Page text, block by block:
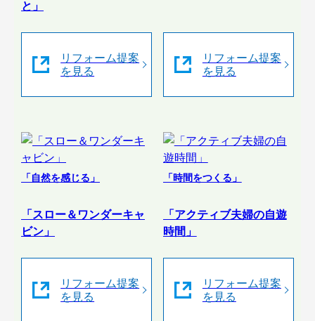
と」
リフォーム提案
を見る
リフォーム提案
を見る
「自然を感じる」
「スロー＆ワンダーキャ
ビン」
リフォーム提案
を見る
「時間をつくる」
「アクティブ夫婦の自遊
時間」
リフォーム提案
を見る